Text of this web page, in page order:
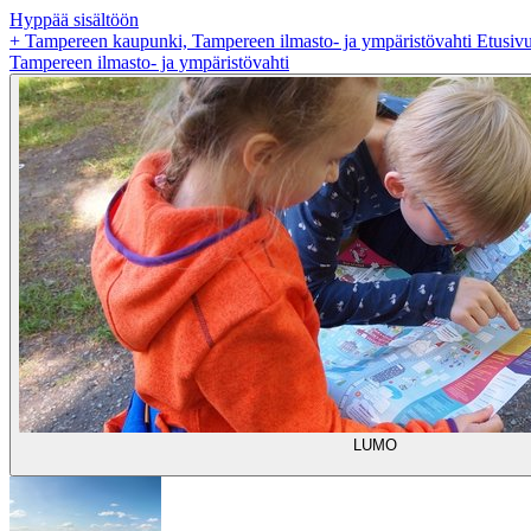
Hyppää sisältöön
+ Tampereen kaupunki, Tampereen ilmasto- ja ympäristövahti
Tampereen ilmasto- ja ympäristövahti
LUMO